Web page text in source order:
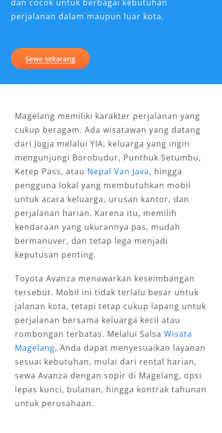
dan cocok untuk berbagai kebutuhan
perjalanan dalam maupun luar kota.
Sewa sekarang
Magelang memiliki karakter perjalanan yang
cukup beragam. Ada wisatawan yang datang
dari Jogja melalui YIA, keluarga yang ingin
mengunjungi Borobudur, Punthuk Setumbu,
Ketep Pass, atau Nepal Van Java, hingga
pengguna lokal yang membutuhkan mobil
untuk acara keluarga, urusan kantor, dan
perjalanan harian. Karena itu, memilih
kendaraan yang ukurannya pas, mudah
bermanuver, dan tetap lega menjadi
keputusan penting.
Toyota Avanza menawarkan keseimbangan
tersebut. Mobil ini tidak terlalu besar untuk
jalanan kota, tetapi tetap cukup lapang untuk
perjalanan bersama keluarga kecil atau
rombongan terbatas. Melalui Salsa Wisata
Magelang, Anda dapat menyesuaikan layanan
sesuai kebutuhan, mulai dari rental harian,
sewa Avanza dengan sopir di Magelang, opsi
lepas kunci, bulanan, hingga kontrak tahunan
untuk perusahaan.